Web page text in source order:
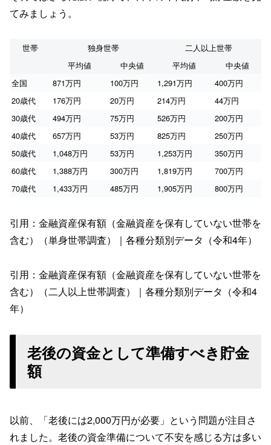
てみましょう。
世帯 独身世帯
二人以上世帯
平均値
中央値 平均値
中央値
全国
871万円 100万円 1,291万円
400万円
20歳代
176万円 20万円 214万円
44万円
30歳代
494万円 75万円 526万円
200万円
40歳代
657万円 53万円 825万円
250万円
50歳代
1,048万円 53万円 1,253万円
350万円
60歳代
1,388万円 300万円 1,819万円
700万円
70歳代
1,433万円 485万円 1,905万円 800万円
引用：金融資産保有額（金融資産を保有していない世帯を
含む）（単身世帯調査）｜各種分類別データ（令和4年）
引用：金融資産保有額（金融資産を保有していない世帯を
含む）（二人以上世帯調査）｜各種分類別データ（令和4
年）
老後の資金として準備すべき貯金
額
以前、「老後には2,000万円が必要」という問題が注目さ
れました。老後の資金準備について不安を感じる方は多い